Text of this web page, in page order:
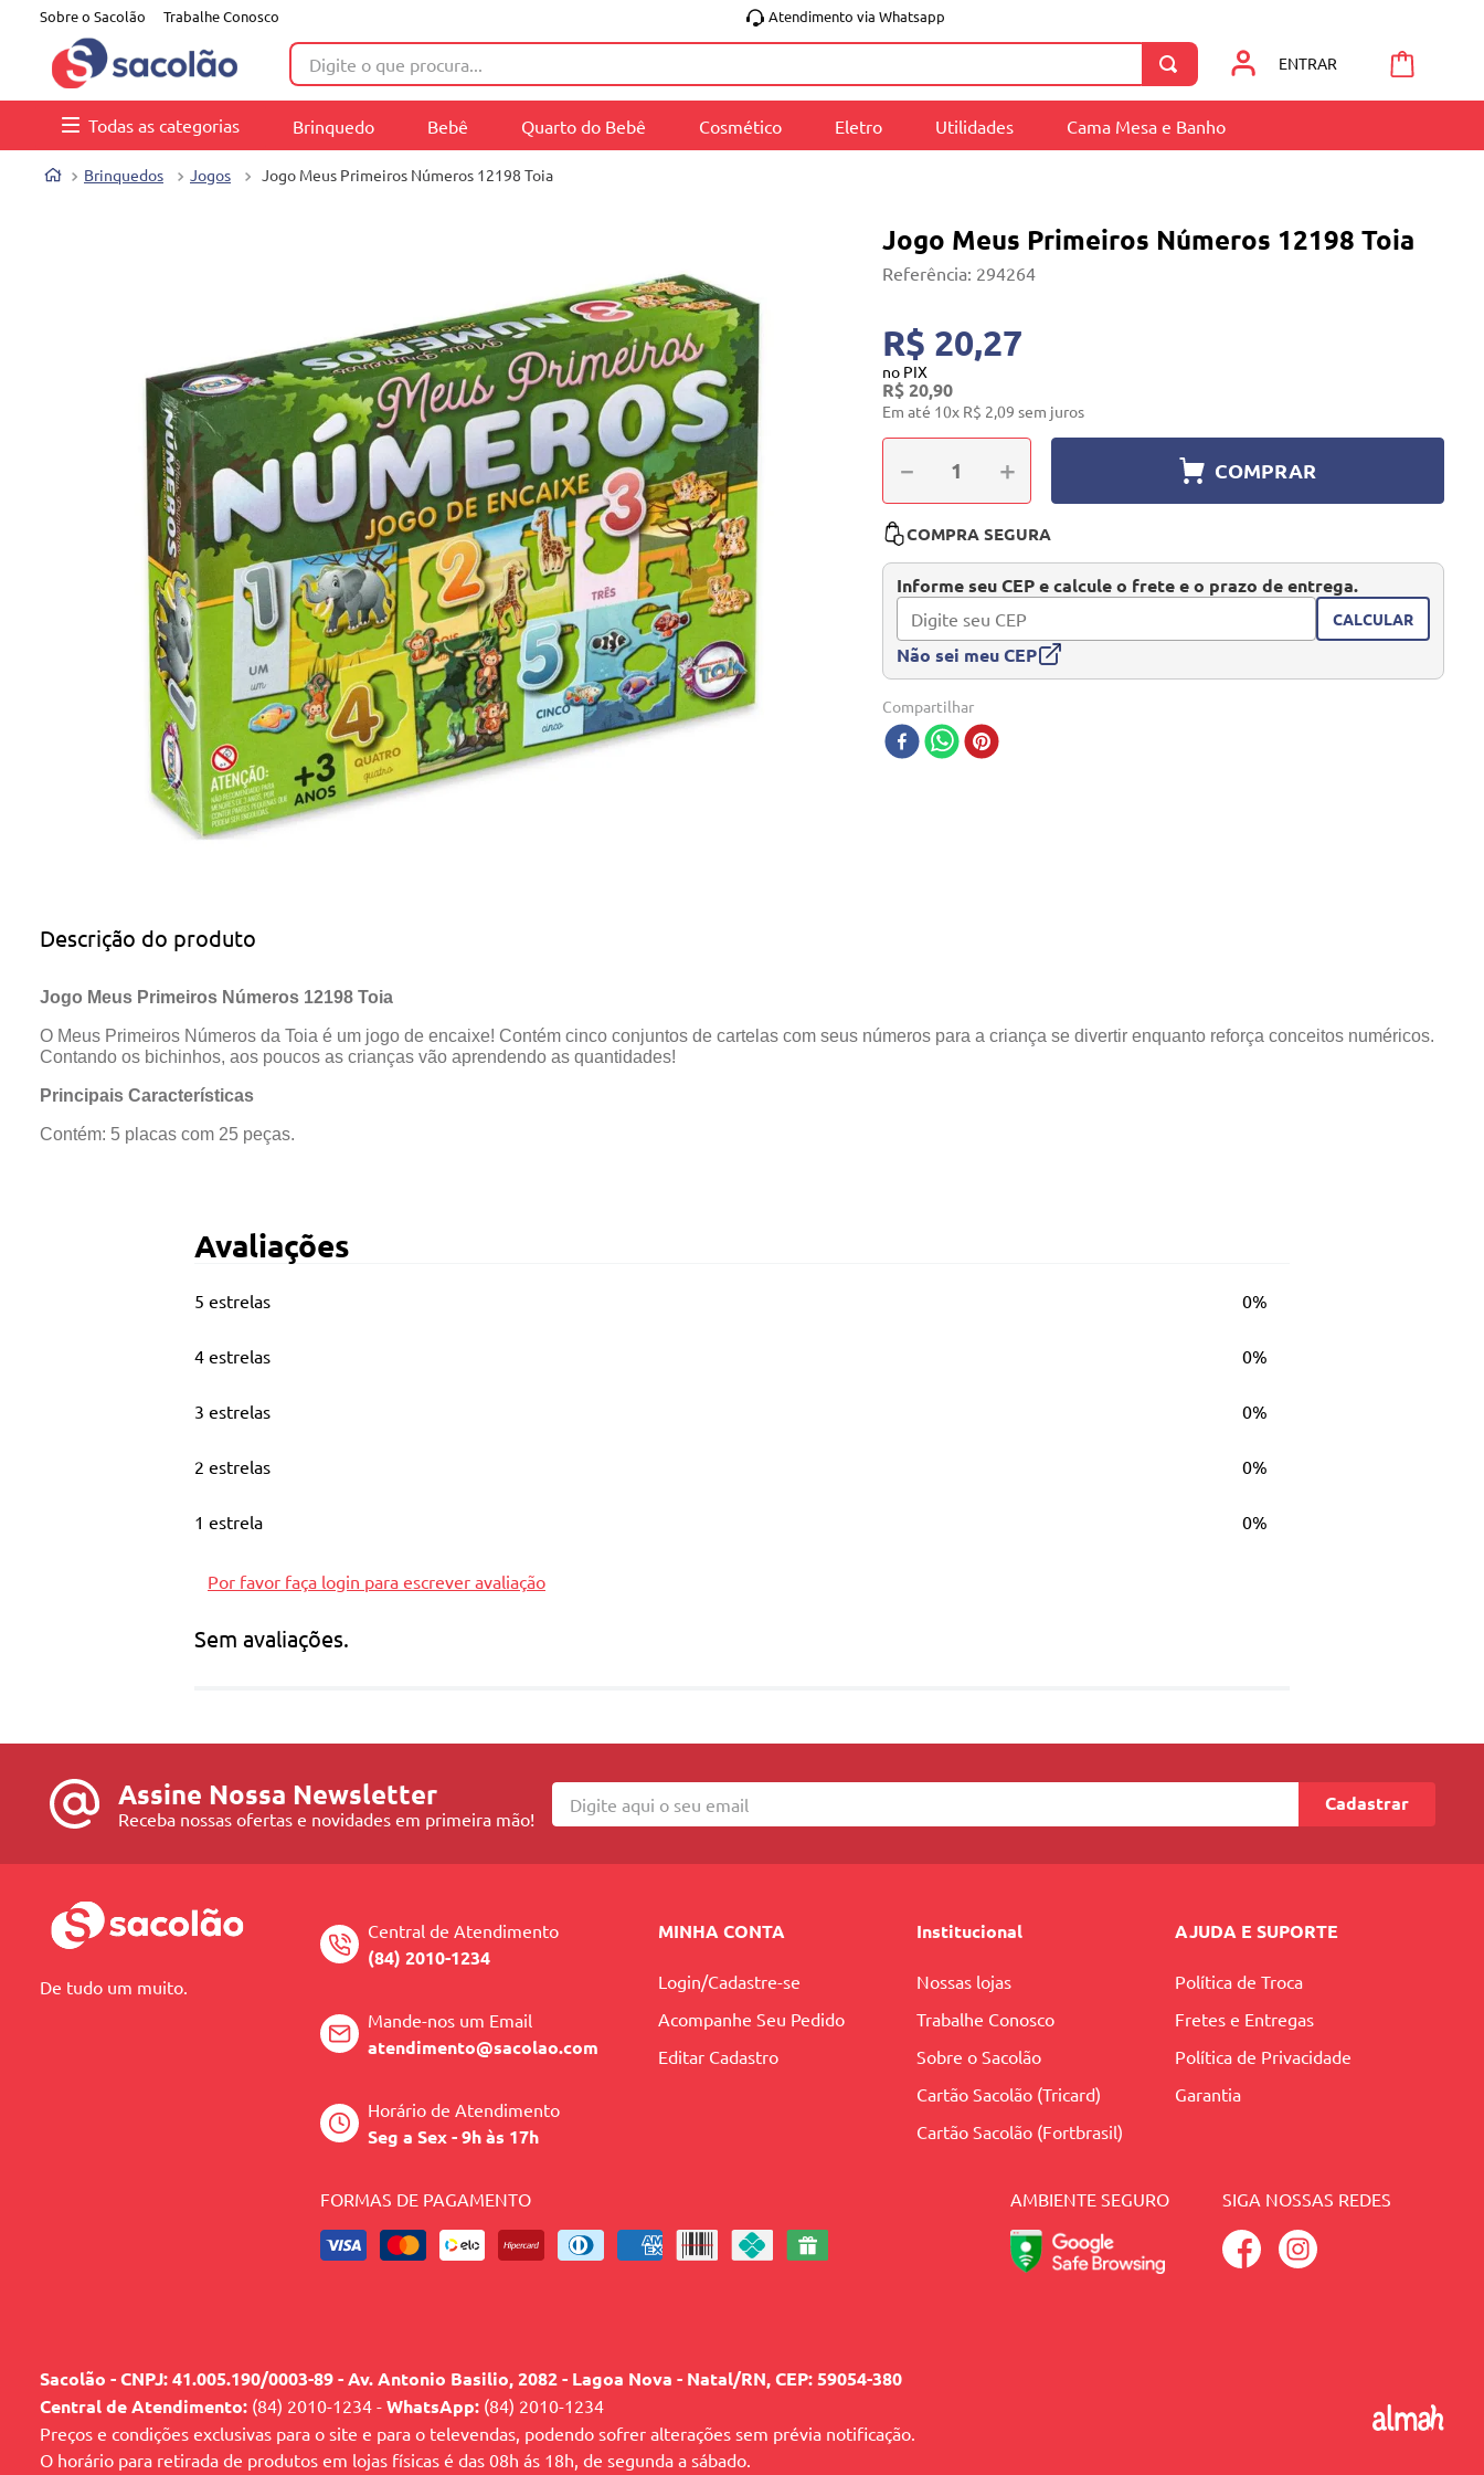
Sobre o Sacolão Trabalhe Conosco Atendimento via Whatsapp
Digite o que procura...
ENTRAR
Todas as categorias Brinquedo Bebê Quarto do Bebê Cosmético Eletro Utilidades Cama Mesa e Banho
Brinquedos Jogos Jogo Meus Primeiros Números 12198 Toia
Jogo Meus Primeiros Números 12198 Toia
Referência: 294264
R$ 20,27
no PIX
R$20,90
Em até 10x R$ 2,09 sem juros
＋
－ COMPRAR
COMPRA SEGURA
Informe seu CEP e calcule o frete e o prazo de entrega.
CALCULAR
Não sei meu CEP
Compartilhar
Descrição do produto
Jogo Meus Primeiros Números 12198 Toia
O Meus Primeiros Números da Toia é um jogo de encaixe! Contém cinco conjuntos de cartelas com seus números para a criança se divertir enquanto reforça conceitos numéricos.
Contando os bichinhos, aos poucos as crianças vão aprendendo as quantidades!
Principais Características
Contém: 5 placas com 25 peças.
Avaliações
5 estrelas 0%
4 estrelas 0%
3 estrelas 0%
2 estrelas 0%
1 estrela 0%
Por favor faça login para escrever avaliação
Sem avaliações.
Assine Nossa Newsletter
Receba nossas ofertas e novidades em primeira mão!
Cadastrar
De tudo um muito.
Central de Atendimento
(84) 2010-1234
Mande-nos um Email
atendimento@sacolao.com
Horário de Atendimento
Seg a Sex - 9h às 17h
MINHA CONTA
Login/Cadastre-se
Acompanhe Seu Pedido
Editar Cadastro
Institucional
Nossas lojas
Trabalhe Conosco
Sobre o Sacolão
Cartão Sacolão (Tricard)
Cartão Sacolão (Fortbrasil)
AJUDA E SUPORTE
Política de Troca
Fretes e Entregas
Política de Privacidade
Garantia
FORMAS DE PAGAMENTO AMBIENTE SEGURO SIGA NOSSAS REDES
Sacolão - CNPJ: 41.005.190/0003-89 - Av. Antonio Basilio, 2082 - Lagoa Nova - Natal/RN, CEP: 59054-380
Central de Atendimento: (84) 2010-1234 - WhatsApp: (84) 2010-1234
Preços e condições exclusivas para o site e para o televendas, podendo sofrer alterações sem prévia notificação.
O horário para retirada de produtos em lojas físicas é das 08h ás 18h, de segunda a sábado.